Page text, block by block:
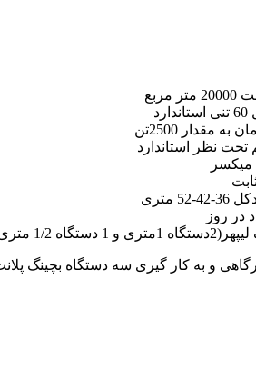
مقدار 2500تن
تحت نظر استاندارد
در روز